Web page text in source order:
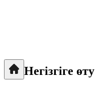
Негізгіге өту